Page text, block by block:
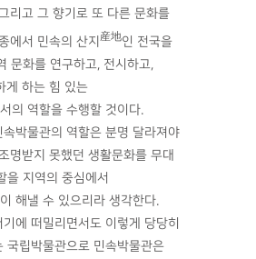
리고 그 향기로 또 다른 문화를
에서 민속의 산지 産地인 전국을
문화를 연구하고, 전시하고,
게 하는 힘 있는
의 역할을 수행할 것이다.
박물관의 역할은 분명 달라져야
명받지 못했던 생활문화를 무대
을 지역의 중심에서
해낼 수 있으리라 생각한다.
에 떠밀리면서도 이렇게 당당히
국립박물관으로 민속박물관은